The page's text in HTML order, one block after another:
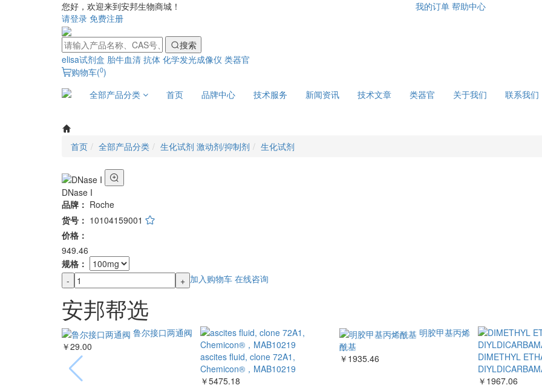
您好，欢迎来到安邦生物商城！
请登录 免费注册
我的订单 帮助中心
搜索
elisa试剂盒 胎牛血清 抗体 化学发光成像仪 类器官
购物车(0)
全部产品分类
首页 品牌中心 技术服务 新闻资讯 技术文章 类器官 关于我们 联系我们
首页 全部产品分类 生化试剂 激动剂/抑制剂 生化试剂
DNase I
品牌： Roche
货号： 10104159001
价格：
949.46
规格：
-
+ 加入购物车 在线咨询
安邦帮选
鲁尔接口两通阀
￥29.00
ascites fluid, clone 72A1,
Chemicon®，MAB10219
￥5475.18
明胶甲基丙烯
酰基
￥1935.46
DIMETHYL
￥1967.06